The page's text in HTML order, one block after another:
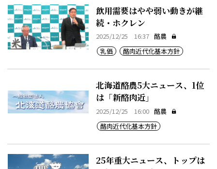
飲用需要はやや弱い動きが継
続・ホクレン
2025/12/25 16:37 酪農
乳価
酪肉近代化基本方針
北海道酪農5大ニュース、1位
は「新酪肉近」
2025/12/25 16:00 酪農
酪肉近代化基本方針
25年重大ニュース、トップは